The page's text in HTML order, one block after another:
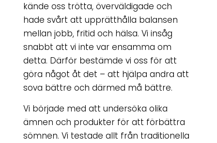
kände oss trötta, överväldigade och
hade svårt att upprätthålla balansen
mellan jobb, fritid och hälsa. Vi insåg
snabbt att vi inte var ensamma om
detta. Därför bestämde vi oss för att
göra något åt det – att hjälpa andra att
sova bättre och därmed må bättre.
Vi började med att undersöka olika
ämnen och produkter för att förbättra
sömnen. Vi testade allt från traditionella